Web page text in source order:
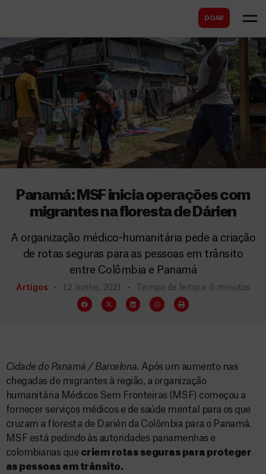
DOAR
a
r
Panamá: MSF inicia operações com
migrantes na floresta de Dárien
A organização médico-humanitária pede a criação
de rotas seguras para as pessoas em trânsito
entre Colômbia e Panamá
Artigos 12 Junho, 2021 Tempo de leitura: 5 minutos
Cidade do Panamá / Barcelona. Após um aumento nas
chegadas de migrantes à região, a organização
humanitária Médicos Sem Fronteiras (MSF) começou a
fornecer serviços médicos e de saúde mental para os que
cruzam a floresta de Darién da Colômbia para o Panamá.
MSF está pedindo às autoridades panamenhas e
colombianas que criem rotas seguras para proteger
as pessoas em trânsito.
s
c
a
r